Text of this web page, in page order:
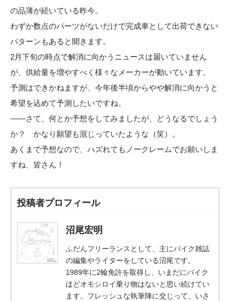
の品薄が続いている昨今。
わずか数点のパーツがないだけで完成車として出荷できない
パターンもあると聞きます。
2月下旬の時点で解消に向かうニュースは届いていません
が、供給量を増やすべく様々なメーカーが動いています。
予測はできかねますが、今年後半頃からやや解消に向かうと
希望を込めて予測したいですね。
――さて、何とか予想をしてみましたが、どうなるでしょう
か？ かなり願望も混じっていたような（笑）。
あくまで予想なので、ハズれてもノークレームでお願いしま
すね、皆さん！
投稿者プロフィール
沼尾宏明
ふだんフリーランスとして、主にバイク雑誌
の編集やライターをしている沼尾です。
1989年に2輪免許を取得し、いまだにバイク
ほどオモシロイ乗り物はないと思い続けてい
ます。フレッシュな執筆陣に交じって、いさ